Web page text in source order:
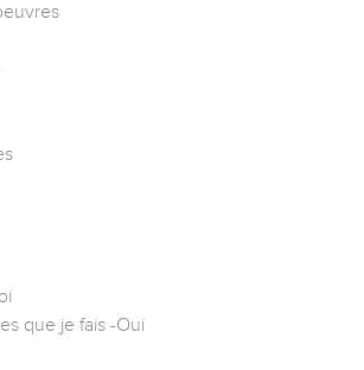
que je fais -Oui